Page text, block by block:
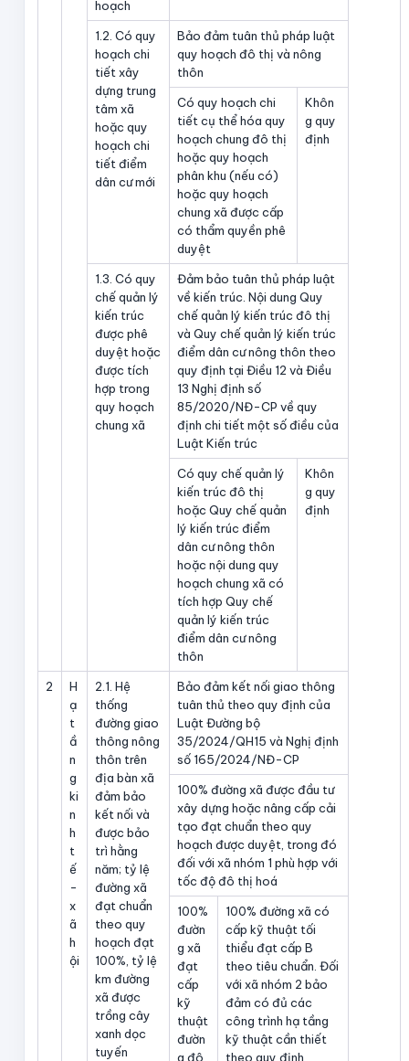
hoạch
1.2. Có quy
hoạch chi
tiết xây
dựng trung
tâm xã
hoặc quy
hoạch chi
tiết điểm
dân cư mới
Bảo đảm tuân thủ pháp luật
quy hoạch đô thị và nông
thôn
Có quy hoạch chi
tiết cụ thể hóa quy
hoạch chung đô thị
hoặc quy hoạch
phân khu (nếu có)
hoặc quy hoạch
chung xã được cấp
có thẩm quyền phê
duyệt
Khôn
g quy
định
1.3. Có quy
chế quản lý
kiến trúc
được phê
duyệt hoặc
được tích
hợp trong
quy hoạch
chung xã
Đảm bảo tuân thủ pháp luật
về kiến trúc. Nội dung Quy
chế quản lý kiến trúc đô thị
và Quy chế quản lý kiến trúc
điểm dân cư nông thôn theo
quy định tại Điều 12 và Điều
13 Nghị định số
85/2020/NĐ-CP về quy
định chi tiết một số điều của
Luật Kiến trúc
Có quy chế quản lý
kiến trúc đô thị
hoặc Quy chế quản
lý kiến trúc điểm
dân cư nông thôn
hoặc nội dung quy
hoạch chung xã có
tích hợp Quy chế
quản lý kiến trúc
điểm dân cư nông
thôn
Khôn
g quy
định
2
H
ạ
t
ầ
n
g
ki
n
h
t
ế
-
x
ã
h
ội
2.1. Hệ
thống
đường giao
thông nông
thôn trên
địa bàn xã
đảm bảo
kết nối và
được bảo
trì hằng
năm; tỷ lệ
đường xã
đạt chuẩn
theo quy
hoạch đạt
100%, tỷ lệ
km đường
xã được
trồng cây
xanh dọc
tuyến
Bảo đảm kết nối giao thông
tuân thủ theo quy định của
Luật Đường bộ
35/2024/QH15 và Nghị định
số 165/2024/NĐ-CP
100% đường xã được đầu tư
xây dựng hoặc nâng cấp cải
tạo đạt chuẩn theo quy
hoạch được duyệt, trong đó
đối với xã nhóm 1 phù hợp với
tốc độ đô thị hoá
100%
đườn
g xã
đạt
cấp
kỹ
thuật
đườn
g đô
100% đường xã có
cấp kỹ thuật tối
thiểu đạt cấp B
theo tiêu chuẩn. Đối
với xã nhóm 2 bảo
đảm có đủ các
công trình hạ tầng
kỹ thuật cần thiết
theo quy định